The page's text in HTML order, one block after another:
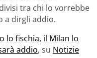
tra chi lo vorrebbe
a dirgli addio.
lo fischia, il Milan lo
addio, su Notizie